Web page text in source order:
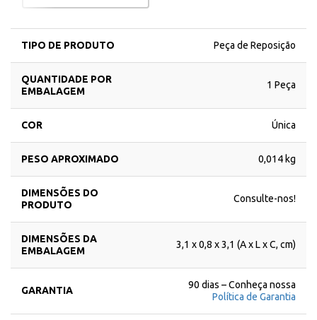
TIPO DE PRODUTO Peça de Reposição
QUANTIDADE POR
EMBALAGEM
1 Peça
COR Única
PESO APROXIMADO 0,014 kg
DIMENSÕES DO
PRODUTO
Consulte-nos!
DIMENSÕES DA
EMBALAGEM
3,1 x 0,8 x 3,1 (A x L x C, cm)
GARANTIA
90 dias – Conheça nossa
Política de Garantia